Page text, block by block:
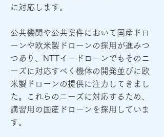
に対応します。
公共機関や公共案件において国産ドロ
ーンや欧米製ドローンの採用が進みつ
つあり、NTTイードローンでもそのニ
ーズに対応すべく機体の開発並びに欧
米製ドローンの提供に注力してきまし
た。これらのニーズに対応するため、
講習用の国産ドローンを採用していま
す。